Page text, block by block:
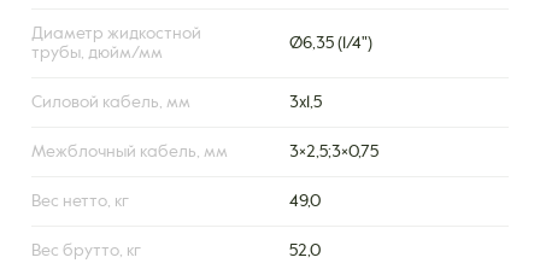
Диаметр жидкостной
трубы, дюйм/мм
Ø6,35 (1/4")
Силовой кабель, мм 3х1,5
Межблочный кабель, мм 3×2,5;3×0,75
Вес нетто, кг 49,0
Вес брутто, кг 52,0